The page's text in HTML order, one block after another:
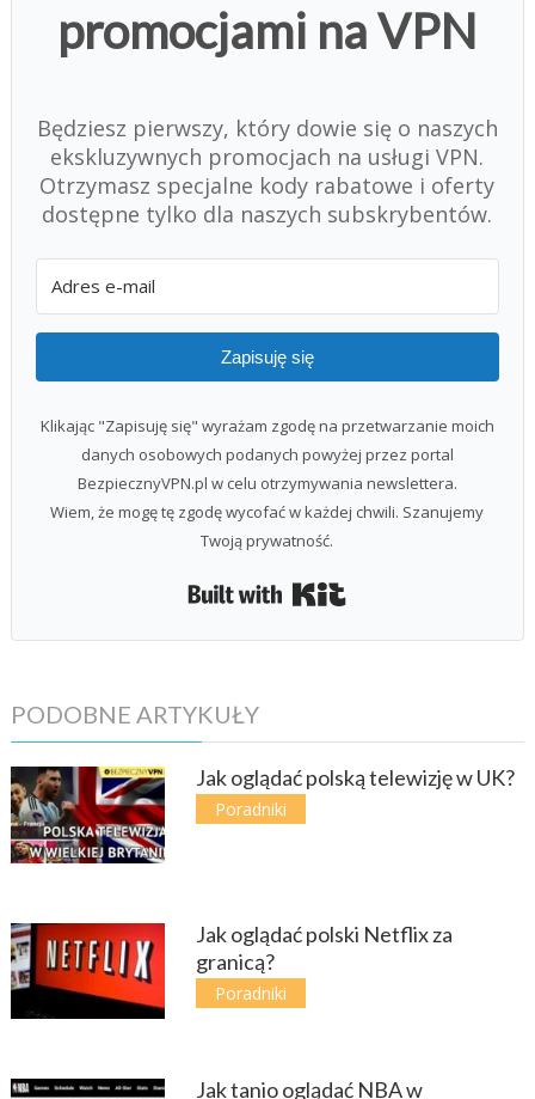
promocjami na VPN
Będziesz pierwszy, który dowie się o naszych
ekskluzywnych promocjach na usługi VPN.
Otrzymasz specjalne kody rabatowe i oferty
dostępne tylko dla naszych subskrybentów.
Zapisuję się
Klikając "Zapisuję się" wyrażam zgodę na przetwarzanie moich
danych osobowych podanych powyżej przez portal
BezpiecznyVPN.pl w celu otrzymywania newslettera.
Wiem, że mogę tę zgodę wycofać w każdej chwili. Szanujemy
Twoją prywatność.
PODOBNE ARTYKUŁY
Jak oglądać polską telewizję w UK?
Poradniki
Jak oglądać polski Netflix za
granicą?
Poradniki
Jak tanio oglądać NBA w